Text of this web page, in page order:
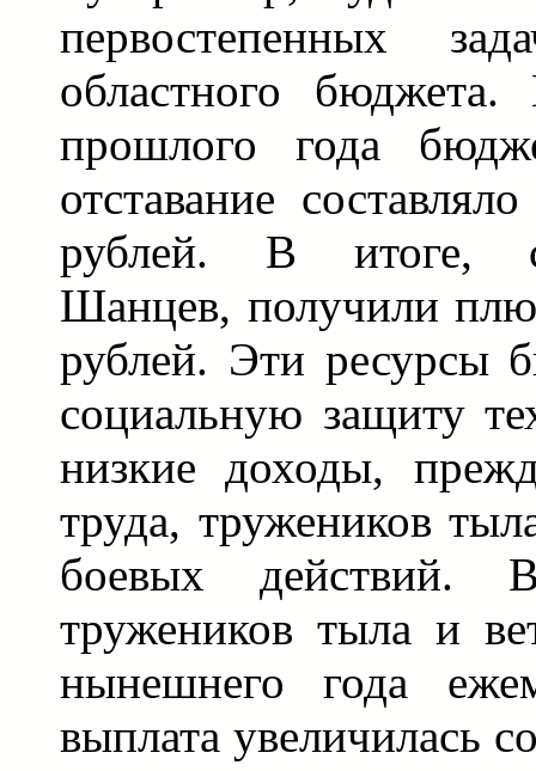
первостепенных
областного бюджета.
прошлого года
отставание
рублей. В итоге,
Шанцев, получили
рублей. Эти ресурсы
социальную защиту
низкие доходы,
труда, тружеников
боевых действий.
тружеников тыла и
нынешнего года
выплата увеличилась